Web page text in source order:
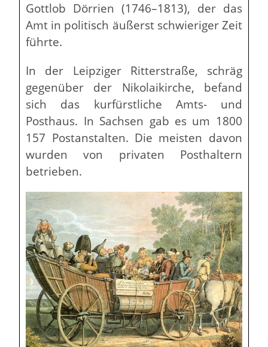
Gottlob Dörrien (1746–1813), der das
Amt in politisch äußerst schwieriger Zeit
führte.
In der Leipziger Ritterstraße, schräg
gegenüber der Nikolaikirche, befand
sich das kurfürstliche Amts- und
Posthaus. In Sachsen gab es um 1800
157 Postanstalten. Die meisten davon
wurden von privaten Posthaltern
betrieben.